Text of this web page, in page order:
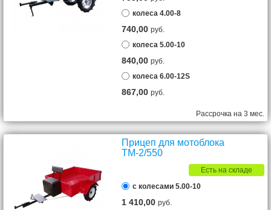
колеса 4.00-8
740,00руб.
колеса 5.00-10
840,00руб.
колеса 6.00-12S
867,00руб.
Рассрочка на 3 мес.
Прицеп для мотоблока
ТМ-2/550
Есть на складе
с колесами 5.00-10
1 410,00руб.